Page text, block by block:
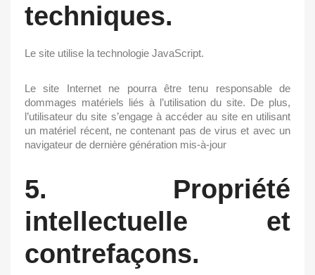
techniques.
Le site utilise la technologie JavaScript.
Le site Internet ne pourra être tenu responsable de
dommages matériels liés à l’utilisation du site. De plus,
l’utilisateur du site s’engage à accéder au site en utilisant
un matériel récent, ne contenant pas de virus et avec un
navigateur de dernière génération mis-à-jour
5. Propriété
intellectuelle et
contrefaçons.